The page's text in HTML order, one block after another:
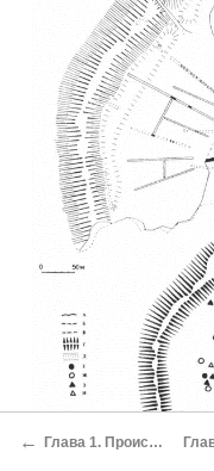
← Глава 1. Происхождение Рюрика